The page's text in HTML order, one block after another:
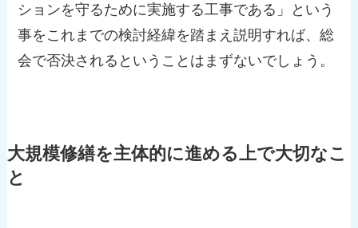
ションを守るために実施する工事である」という
事をこれまでの検討経緯を踏まえ説明すれば、総
会で否決されるということはまずないでしょう。
大規模修繕を主体的に進める上で大切なこ
と